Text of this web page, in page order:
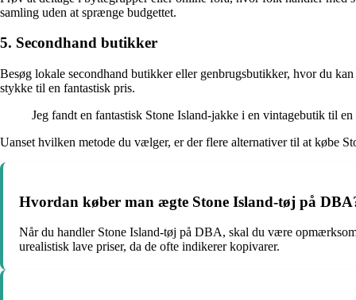
samling uden at sprænge budgettet.
5. Secondhand butikker
Besøg lokale secondhand butikker eller genbrugsbutikker, hvor du
stykke til en fantastisk pris.
Jeg fandt en fantastisk Stone Island-jakke i en vintagebutik til
Uanset hvilken metode du vælger, er der flere alternativer til at købe
Hvordan køber man ægte Stone Island-tøj på
Når du handler Stone Island-tøj på DBA, skal du være
urealistisk lave priser, da de ofte indikerer kopivarer.